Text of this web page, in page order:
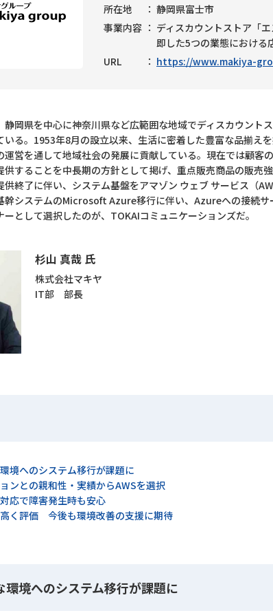
所在地
静岡県富士市
事業内容
ディスカウントストア「
即した5つの業態における
URL
https://www.makiya-
静岡県を中心に神奈川県など広範囲な地域でディスカウン
いる。1953年8月の設立以来、生活に密着した豊富な品揃え
運営を通して地域社会の発展に貢献している。現在では顧
供することを中長期の方針として掲げ、重点販売商品の販
供終了に伴い、システム基盤をアマゾン ウェブ サービス（
幹システムのMicrosoft Azure移行に伴い、Azureへの接続
として選択したのが、TOKAIコミュニケーションズだ。
杉山 真哉 氏
株式会社マキヤ
IT部 部長
境へのシステム移行が課題に
ンとの親和性・実績からAWSを選択
応で障害発生時も安心
く評価 今後も環境改善の支援に期待
環境へのシステム移行が課題に